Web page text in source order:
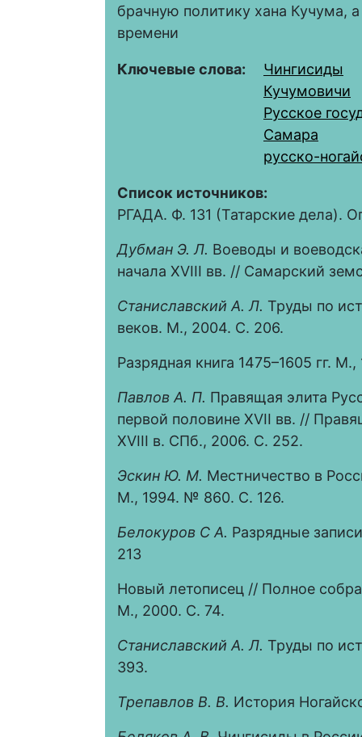
брачную политику хана Кучума,
времени
Ключевые слова:
Чингисиды
Кучумовичи
Русское
Самара
русско-
Список источников:
РГАДА. Ф. 131 (Татарские дела).
Дубман Э. Л. Воеводы и
начала XVIII вв. // Самарский
Станиславский А. Л. Труды по
веков. М., 2004. С. 206.
Разрядная книга 1475–1605 гг.
Павлов А. П. Правящая элита
первой половине XVII вв. //
XVIII в. СПб., 2006. С. 252.
Эскин Ю. М. Местничество в
М., 1994. № 860. С. 126.
Белокуров С А. Разрядные
213
Новый летописец // Полное
М., 2000. С. 74.
Станиславский А. Л. Труды по
393.
Трепавлов В. В. История